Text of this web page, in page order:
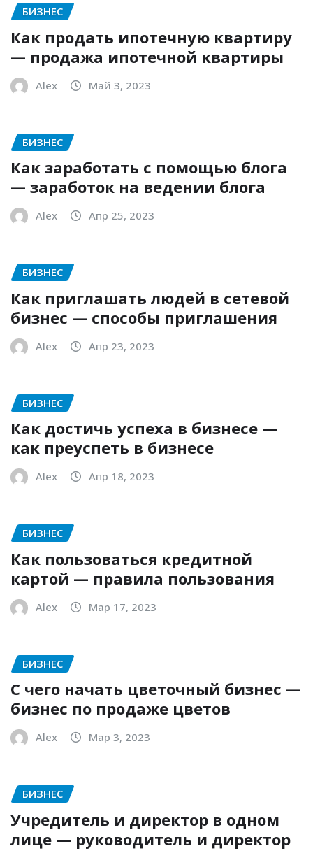
БИЗНЕС
Как продать ипотечную квартиру
— продажа ипотечной квартиры
Alex Май 3, 2023
БИЗНЕС
Как заработать с помощью блога
— заработок на ведении блога
Alex Апр 25, 2023
БИЗНЕС
Как приглашать людей в сетевой
бизнес — способы приглашения
Alex Апр 23, 2023
БИЗНЕС
Как достичь успеха в бизнесе —
как преуспеть в бизнесе
Alex Апр 18, 2023
БИЗНЕС
Как пользоваться кредитной
картой — правила пользования
Alex Мар 17, 2023
БИЗНЕС
С чего начать цветочный бизнес —
бизнес по продаже цветов
Alex Мар 3, 2023
БИЗНЕС
Учредитель и директор в одном
лице — руководитель и директор